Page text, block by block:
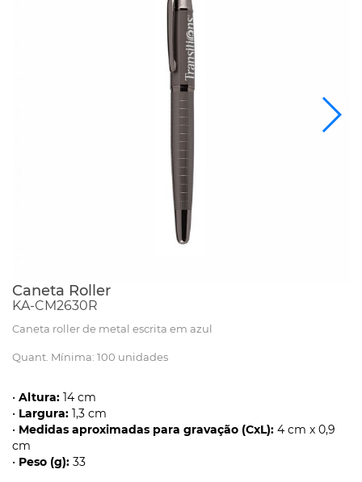
Caneta Roller
KA-CM2630R
Caneta roller de metal escrita em azul
Quant. Mínima: 100 unidades
• Altura: 14 cm
• Largura: 1,3 cm
• Medidas aproximadas para gravação (CxL): 4 cm x 0,9
cm
• Peso (g): 33